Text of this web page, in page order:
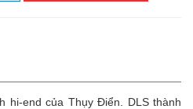
hi-end của Thụy Điển. DLS thành